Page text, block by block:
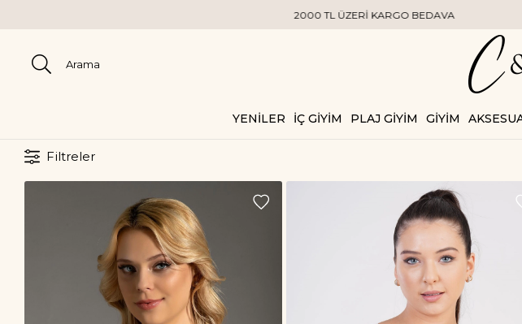
2000 TL ÜZERİ KARGO BEDAVA
YENİLER İÇ GİYİM PLAJ GİYİM GİYİM
Filtreler